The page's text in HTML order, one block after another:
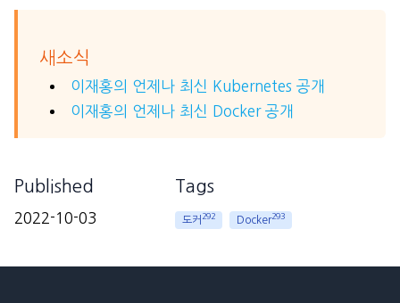
새소식
이재홍의 언제나 최신 Kubernetes 공개
이재홍의 언제나 최신 Docker 공개
Published
2022-10-03
Tags
도커 292 Docker293